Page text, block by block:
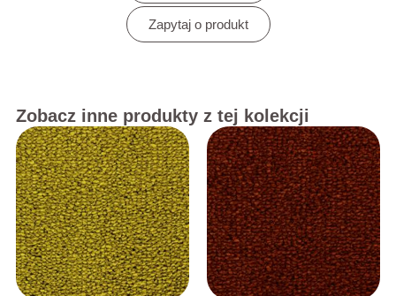
Zapytaj o produkt
Zobacz inne produkty z tej kolekcji